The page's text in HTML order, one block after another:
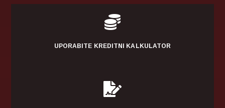

UPORABITE KREDITNI KALKULATOR
